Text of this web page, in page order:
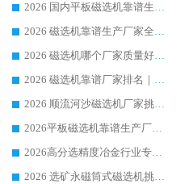
2026 国内平板磁选机靠谱生产厂家推荐排名|行业口碑选购指南，领域强者按需选设备
2026 磁选机靠谱生产厂家全梳理 分场景选型行业头部品牌选购参考攻略
2026 磁选机哪个厂家质量好？十大靠谱磁电企业排名选购指南
2026 磁选机靠谱厂家排名｜华体会手机网页版-华体会(中国) 高性价比磁选机磁电品牌
2026 顺流河沙磁选机厂家挑选攻略 | 业内口碑龙头企业高性价比品牌推荐
2026平板磁选机靠谱生产厂家选购指南 行业口碑良好品牌推荐 磁电领域实力强者
2026高分选精度冶金行业专用磁选机生产厂家,干湿式磁选机源头供应商推荐
2026 选矿永磁筒式磁选机挑选指南 华体会手机网页版-华体会(中国) 推荐品牌行业口碑佳实力突出